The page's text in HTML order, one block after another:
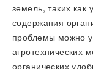
земель, таких
содержания
проблемы можно
агротехнических
органических